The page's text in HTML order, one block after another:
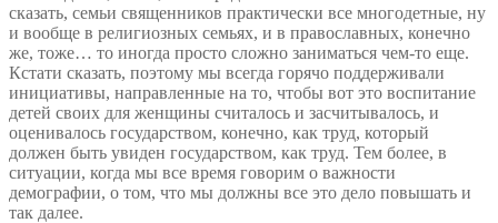
сказать, семьи священников практически все многодетные, ну
и вообще в религиозных семьях, и в православных, конечно
же, тоже… то иногда просто сложно заниматься чем-то еще.
Кстати сказать, поэтому мы всегда горячо поддерживали
инициативы, направленные на то, чтобы вот это воспитание
детей своих для женщины считалось и засчитывалось, и
оценивалось государством, конечно, как труд, который
должен быть увиден государством, как труд. Тем более, в
ситуации, когда мы все время говорим о важности
демографии, о том, что мы должны все это дело повышать и
так далее.